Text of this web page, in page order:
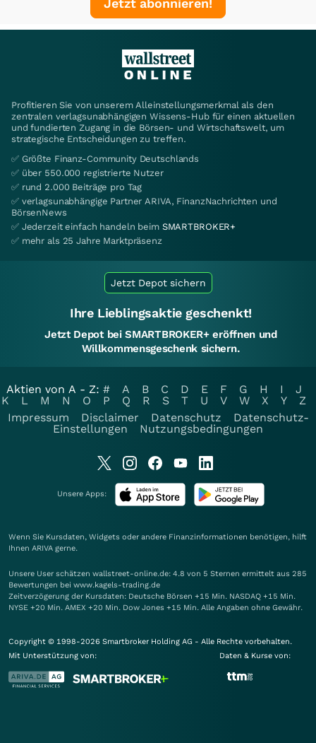
Jetzt abonnieren!
Profitieren Sie von unserem Alleinstellungsmerkmal als den
zentralen verlagsunabhängigen Wissens-Hub für einen aktuellen
und fundierten Zugang in die Börsen- und Wirtschaftswelt, um
strategische Entscheidungen zu treffen.
✅ Größte Finanz-Community Deutschlands
✅ über 550.000 registrierte Nutzer
✅ rund 2.000 Beiträge pro Tag
✅ verlagsunabhängige Partner ARIVA, FinanzNachrichten und
BörsenNews
✅ Jederzeit einfach handeln beim SMARTBROKER+
✅ mehr als 25 Jahre Marktpräsenz
Jetzt Depot sichern
Ihre Lieblingsaktie geschenkt!
Jetzt Depot bei SMARTBROKER+ eröffnen und
Willkommensgeschenk sichern.
Aktien von A - Z: # A B C D E F G H I
J
K
L M N O P Q R S T U V W X Y
Z
Impressum
Disclaimer Datenschutz
Datenschutz-
Einstellungen
Nutzungsbedingungen
Unsere Apps:
Wenn Sie Kursdaten, Widgets oder andere Finanzinformationen benötigen, hilft
Ihnen ARIVA gerne.
Unsere User schätzen wallstreet-online.de: 4.8 von 5 Sternen ermittelt aus 285
Bewertungen bei www.kagels-trading.de
Zeitverzögerung der Kursdaten: Deutsche Börsen +15 Min. NASDAQ +15 Min.
NYSE +20 Min. AMEX +20 Min. Dow Jones +15 Min. Alle Angaben ohne Gewähr.
Copyright © 1998-2026 Smartbroker Holding AG - Alle Rechte vorbehalten.
Mit Unterstützung von:
Daten & Kurse von: